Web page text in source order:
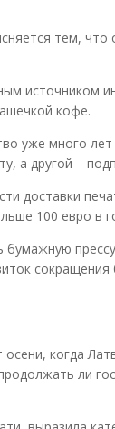
тем,
источником
кофе.
уже много
а другой –
доставки
100 евро в
когда
ли